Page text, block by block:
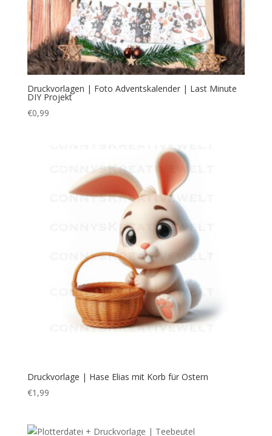
Druckvorlagen | Foto Adventskalender | Last Minute
DIY Projekt
€0,99
Druckvorlage | Hase Elias mit Korb für Ostern
€1,99